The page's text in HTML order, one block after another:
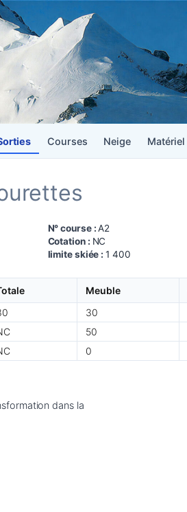
Courses Neige Matériel
N° course :A2
Cotation : NC
limite skiée :1 400
Meuble
30
50
0
dans la